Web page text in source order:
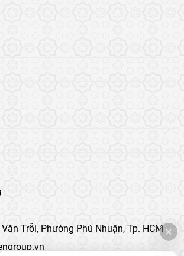
Trỗi, Phường Phú Nhuận, Tp. HCM